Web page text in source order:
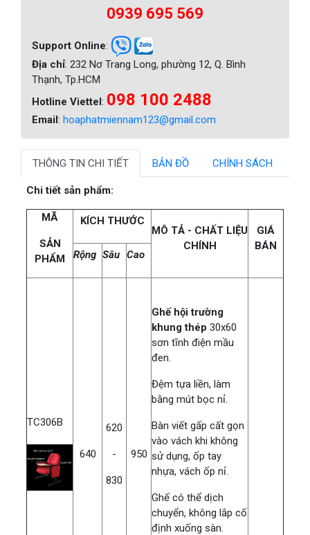
0939 695 569
Support Online:
Địa chỉ: 232 Nơ Trang Long, phường 12, Q. Bình
Thạnh, Tp.HCM
Hotline Viettel: 098 100 2488
Email: hoaphatmiennam123@gmail.com
THÔNG TIN CHI TIẾT BẢN ĐỒ CHÍNH SÁCH
Chi tiết sản phẩm:
MÃ
SẢN
PHẨM
KÍCH THƯỚC
MÔ TẢ - CHẤT LIỆU
CHÍNH
GIÁ
BÁN
Rộng Sâu Cao
TC306B
640
620
-
830
950
Ghế hội trường
khung thép 30x60
sơn tĩnh điện mầu
đen.
Đệm tựa liền, làm
bằng mút bọc nỉ.
Bàn viết gấp cất gọn
vào vách khi không
sử dụng, ốp tay
nhựa, vách ốp nỉ.
Ghế có thể dịch
chuyển, không lắp cố
định xuống sàn.